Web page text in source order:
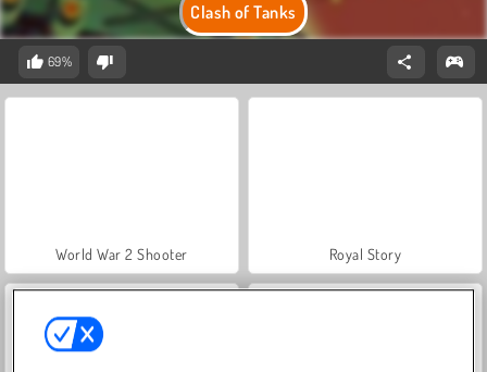
Clash of Tanks
69%
World War 2 Shooter Royal Story